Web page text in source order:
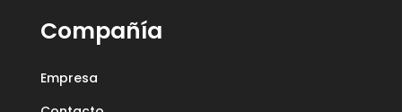
Compañía
Empresa